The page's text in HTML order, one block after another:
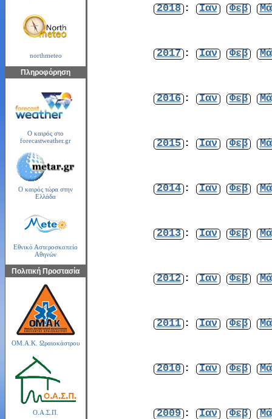
northmeteo
Πληροφόρηση
Ο καιρός στο
forecastweather.gr
Ο καιρός τώρα στην
Ελλάδα
Εθνικό Αστεροσκοπείο
Αθηνών
Πολιτική Προστασία
ΟΜ.Α.Κ. Ωραιοκάστρου
Ο.Α.Σ.Π.
2018 : Ιαν Φεβ
2017 : Ιαν Φεβ
2016 : Ιαν Φεβ
2015 : Ιαν Φεβ
2014 : Ιαν Φεβ
2013 : Ιαν Φεβ
2012 : Ιαν Φεβ
2011 : Ιαν Φεβ
2010 : Ιαν Φεβ
2009 : Ιαν Φεβ